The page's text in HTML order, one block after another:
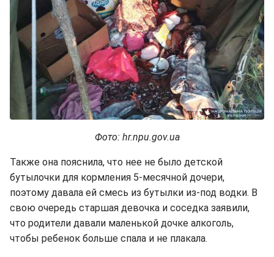
Фото: hr.npu.gov.ua
Также она пояснила, что нее не было детской
бутылочки для кормления 5-месячной дочери,
поэтому давала ей смесь из бутылки из-под водки. В
свою очередь старшая девочка и соседка заявили,
что родители давали маленькой дочке алкоголь,
чтобы ребенок больше спала и не плакала.